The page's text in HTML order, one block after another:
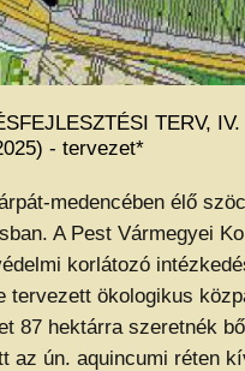
TERV, IV.
- tervezet*
medencében élő
A Pest Vármegyei
korlátozó
tervezett ökologikus
87 hektárra szeretnék
az ún. aquincumi réten